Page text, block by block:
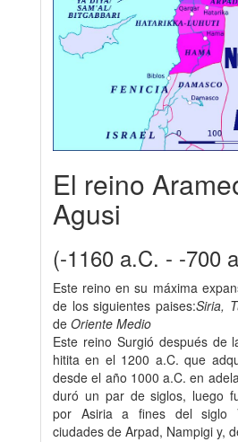
El reino
Agusi
(-1160 a.C. - -700
Este reino en su máxima
de los siguientes paises:Siria,
de Oriente Medio
Este reino Surgió después de
hitita en el 1200 a.C. que
desde el año 1000 a.C. en
duró un par de siglos, luego
por Asiria a fines del siglo
ciudades de Arpad, Nampigi y,